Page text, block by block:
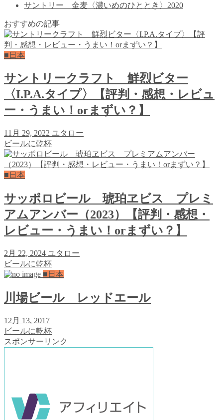
サントリー 金麦〈濃いめのひととき〉2020
おすすめの記事
■日本
サントリークラフト 鮮烈ビター
〈I.P.A.タイプ〉【評判・感想・レビュ
ー・うまい！orまずい？】
11月 29, 2022 ユタロー
ビールに乾杯
■日本
サッポロビール 琥珀ヱビス プレミ
アムアンバー（2023）【評判・感想・
レビュー・うまい！orまずい？】
2月 22, 2024 ユタロー
ビールに乾杯
■日本
川場ビール レッドエール
12月 13, 2017
ビールに乾杯
スポンサーリンク